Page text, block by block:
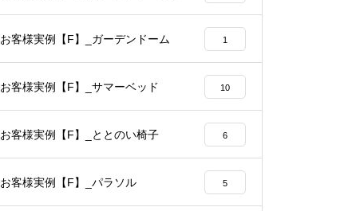
お客様実例【F】_ガーデンドーム 1
お客様実例【F】_サマーベッド 10
お客様実例【F】_ととのい椅子 6
お客様実例【F】_パラソル 5